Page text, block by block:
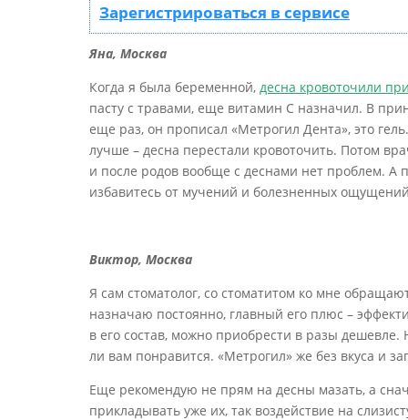
Зарегистрироваться в сервисе
Яна, Москва
Когда я была беременной, десна кровоточили
пасту с травами, еще витамин С назначил. В
еще раз, он прописал «Метрогил Дента», это
лучше – десна перестали кровоточить. Потом
и после родов вообще с деснами нет проблем. А
избавитесь от мучений и болезненных
Виктор, Москва
Я сам стоматолог, со стоматитом ко мне
назначаю постоянно, главный его плюс –
в его состав, можно приобрести в разы
ли вам понравится. «Метрогил» же без вкуса и
Еще рекомендую не прям на десны мазать, а
прикладывать уже их, так воздействие на